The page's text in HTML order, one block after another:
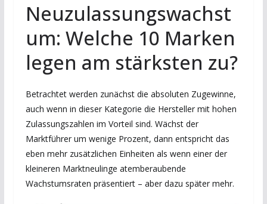
Neuzulassungswachst
um: Welche 10 Marken
legen am stärksten zu?
Betrachtet werden zunächst die absoluten Zugewinne,
auch wenn in dieser Kategorie die Hersteller mit hohen
Zulassungszahlen im Vorteil sind. Wächst der
Marktführer um wenige Prozent, dann entspricht das
eben mehr zusätzlichen Einheiten als wenn einer der
kleineren Marktneulinge atemberaubende
Wachstumsraten präsentiert – aber dazu später mehr.